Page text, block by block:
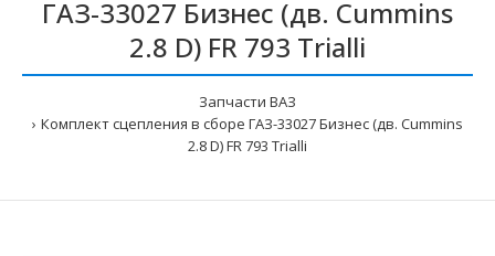
ГАЗ-33027 Бизнес (дв. Cummins
2.8 D) FR 793 Trialli
Запчасти ВАЗ
Комплект сцепления в сборе ГАЗ-33027 Бизнес (дв. Cummins
2.8 D) FR 793 Trialli